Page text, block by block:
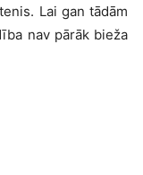
Lai gan tādām
nav pārāk bieža